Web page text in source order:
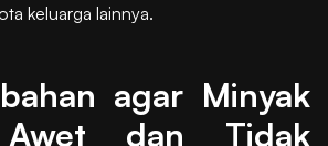
keluarga lainnya.
agar Minyak
dan Tidak